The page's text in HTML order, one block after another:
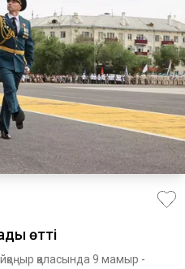
өтті
қаласында 9 мамыр -